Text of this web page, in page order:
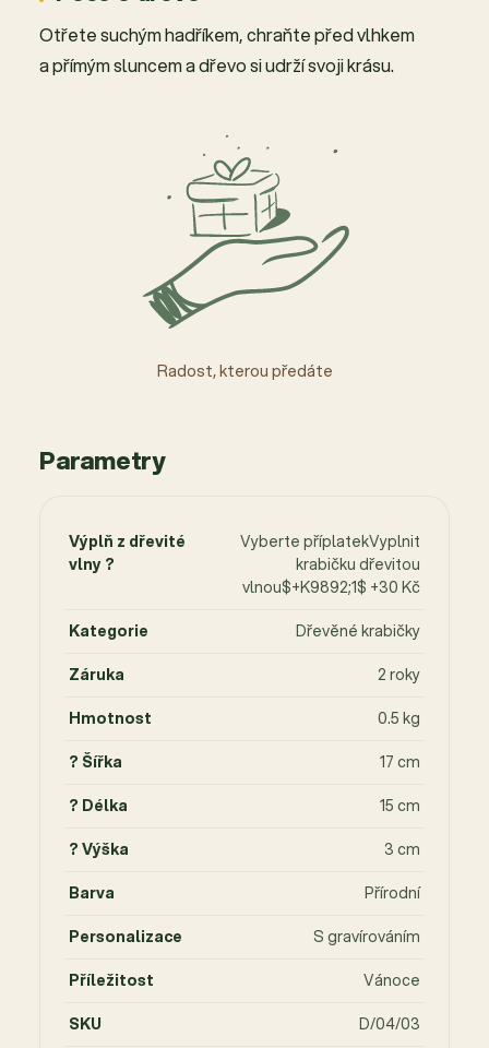
Otřete suchým hadříkem, chraňte před vlhkem
a přímým sluncem a dřevo si udrží svoji krásu.
Radost, kterou předáte
Parametry
Výplň z dřevité
vlny ?
Vyberte příplatekVyplnit
krabičku dřevitou
vlnou$+K9892;1$ +30 Kč
Kategorie
Dřevěné krabičky
Záruka
2 roky
Hmotnost
0.5 kg
? Šířka
17 cm
? Délka
15 cm
? Výška
3 cm
Barva
Přírodní
Personalizace
S gravírováním
Příležitost
Vánoce
SKU
D/04/03